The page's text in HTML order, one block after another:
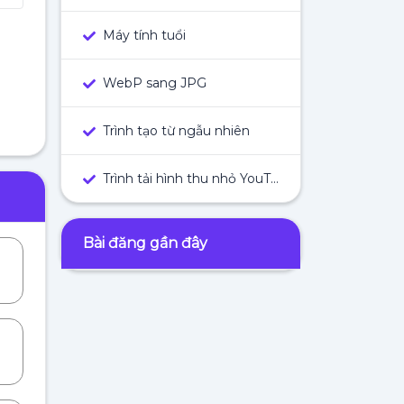
Máy tính tuổi
WebP sang JPG
Trình tạo từ ngẫu nhiên
Trình tải hình thu nhỏ YouTube
Bài đăng gần đây